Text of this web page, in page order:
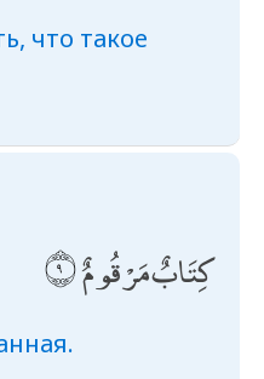
что такое
كِتَابٌ مَرْقُومٌ